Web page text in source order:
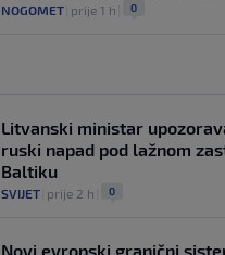
NOGOMET prije 1 h 0
Litvanski ministar
ruski napad pod lažnom
Baltiku
SVIJET prije 2 h 0
Novi evropski granični